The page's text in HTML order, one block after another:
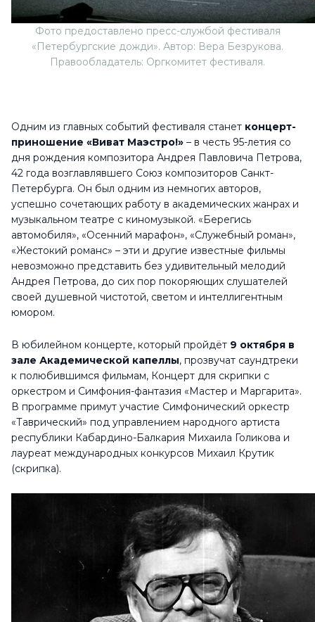
Фото предоставлено пресс-службой фестиваля
«Петербургские дожди». Автор: Вера Безрукова.
Правообладатель: Оргкомитет фестиваля.
Одним из главных событий фестиваля станет концерт-
приношение «Виват Маэстро!» – в честь 95-летия со
дня рождения композитора Андрея Павловича Петрова,
42 года возглавлявшего Союз композиторов Санкт-
Петербурга. Он был одним из немногих авторов,
успешно сочетающих работу в академических жанрах и
музыкальном театре с киномузыкой. «Берегись
автомобиля», «Осенний марафон», «Служебный роман»,
«Жестокий романс» – эти и другие известные фильмы
невозможно представить без удивительный мелодий
Андрея Петрова, до сих пор покоряющих слушателей
своей душевной чистотой, светом и интеллигентным
юмором.
В юбилейном концерте, который пройдёт 9 октября в
зале Академической капеллы, прозвучат саундтреки
к полюбившимся фильмам, Концерт для скрипки с
оркестром и Симфония-фантазия «Мастер и Маргарита».
В программе примут участие Симфонический оркестр
«Таврический» под управлением народного артиста
республики Кабардино-Балкария Михаила Голикова и
лауреат международных конкурсов Михаил Крутик
(скрипка).